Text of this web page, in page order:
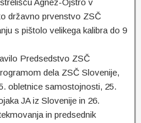
Agnez-Ojstro v
državno prvenstvo ZSČ
s pištolo velikega kalibra do 9
Predsedstvo ZSČ
dela ZSČ Slovenije,
obletnice samostojnosti, 25.
JA iz Slovenije in 26.
in predsednik